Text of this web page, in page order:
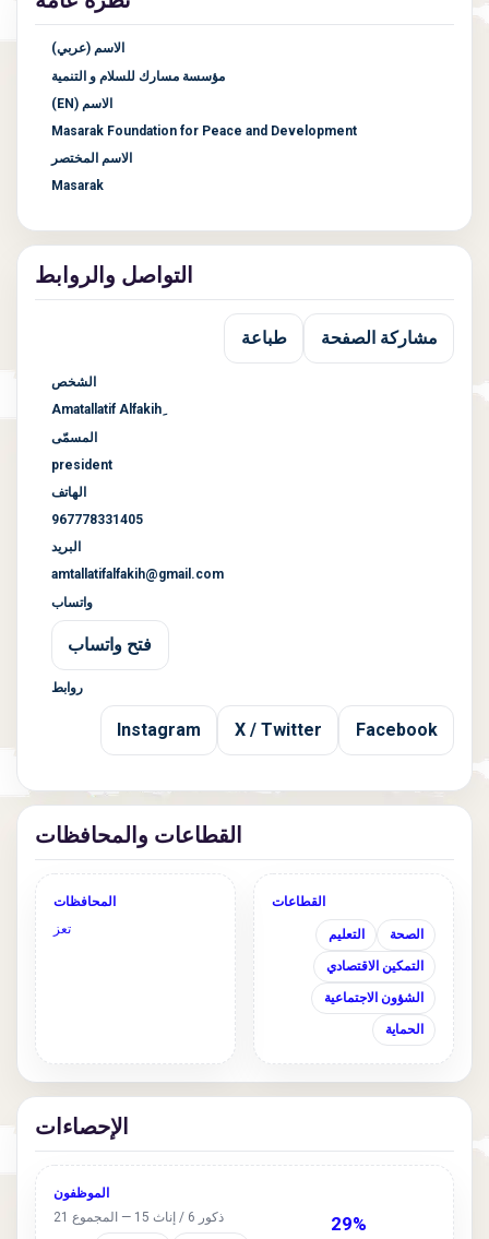
الاسم (عربي)
مؤسسة مسارك للسلام و التنمية
الاسم (EN)
Masarak Foundation for Peace and Development
الاسم المختصر
Masarak
التواصل والروابط
مشاركة الصفحة طباعة
الشخص
المسمّى
president
الهاتف
967778331405
البريد
amtallatifalfakih@gmail.com
واتساب
فتح واتساب
روابط
Facebook
X / Twitter
Instagram
القطاعات والمحافظات
القطاعات
الصحة التعليم
التمكين الاقتصادي
الشؤون الاجتماعية
الحماية
المحافظات
تعز
الإحصاءات
29%
الموظفون
ذكور 6 / إناث 15 — المجموع 21